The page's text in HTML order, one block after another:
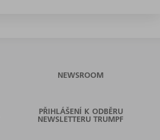
NEWSROOM
PŘIHLÁŠENÍ K ODBĚRU
NEWSLETTERU TRUMPF